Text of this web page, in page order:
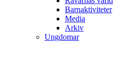
Barnaktiviteter
Media
Arkiv
Ungdomar